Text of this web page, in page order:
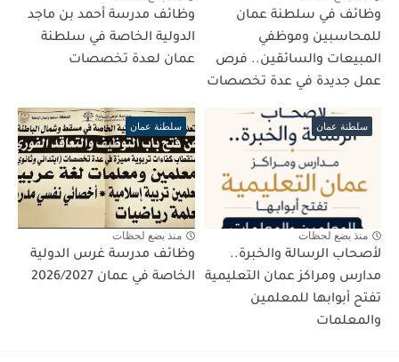
وظائف في سلطنة عمان
للمحاسبين وموظفي
المبيعات والسائقين.. فرص
عمل جديدة في عدة تخصصات
وظائف مدرسة أحمد بن ماجد
الدولية الخاصة في سلطنة
عمان لعدة تخصصات
سلطنة عمان
منذ بضع لحظات
لأصحاب الرسالة والخبرة..
مدارس ومراكز عمان التعليمية
تفتح أبوابها للمعلمين
والمعلمات
سلطنة عمان
منذ بضع لحظات
وظائف مدرسة غرس الدولية
الخاصة في عمان 2026/2027